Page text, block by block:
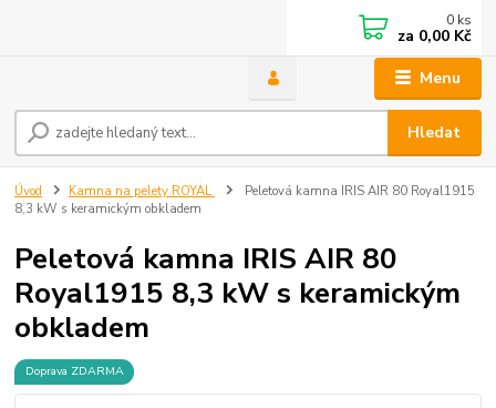
Menu
Hledat
0 ks
za 0,00 Kč
Úvod Kamna na pelety ROYAL
Peletová kamna IRIS AIR 80 Royal1915
8,3 kW s keramickým obkladem
Peletová kamna IRIS AIR 80
Royal1915 8,3 kW s keramickým
obkladem
Doprava ZDARMA